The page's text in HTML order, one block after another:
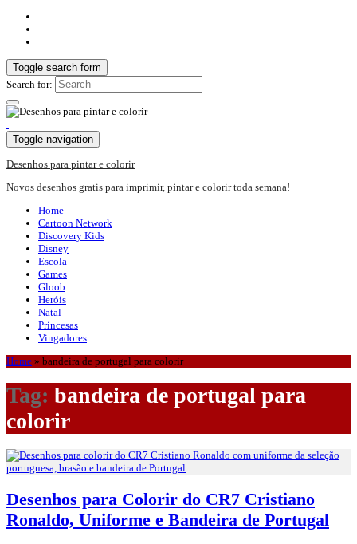
Toggle search form
Search for:
Toggle navigation
Desenhos para pintar e colorir
Novos desenhos gratis para imprimir, pintar e colorir toda semana!
Home
Cartoon Network
Discovery Kids
Disney
Escola
Games
Gloob
Heróis
Natal
Princesas
Vingadores
Home » bandeira de portugal para colorir
Tag: bandeira de portugal para
colorir
Desenhos para Colorir do CR7 Cristiano
Ronaldo, Uniforme e Bandeira de Portugal